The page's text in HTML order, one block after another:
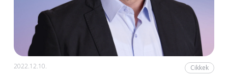
2022.12.10. Cikkek